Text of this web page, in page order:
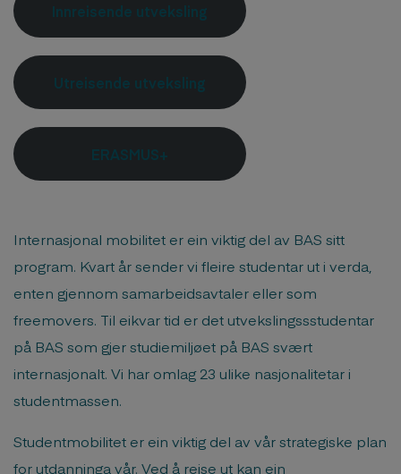
Innreisende utveksling
Utreisende utveksling
ERASMUS+
Internasjonal mobilitet er ein viktig del av BAS sitt
program. Kvart år sender vi fleire studentar ut i verda,
enten gjennom samarbeidsavtaler eller som
freemovers. Til eikvar tid er det utvekslingssstudentar
på BAS som gjer studiemiljøet på BAS svært
internasjonalt. Vi har omlag 23 ulike nasjonalitetar i
studentmassen.
Studentmobilitet er ein viktig del av vår strategiske plan
for utdanninga vår. Ved å reise ut kan ein